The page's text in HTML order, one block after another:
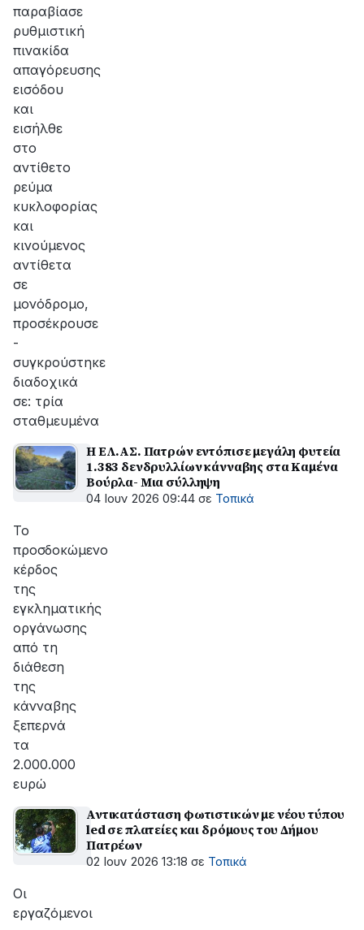
παραβίασε
ρυθμιστική
πινακίδα
απαγόρευσης
εισόδου
και
εισήλθε
στο
αντίθετο
ρεύμα
κυκλοφορίας
και
κινούμενος
αντίθετα
σε
μονόδρομο,
προσέκρουσε
-
συγκρούστηκε
διαδοχικά
σε: τρία
σταθμευμένα
Η ΕΛ.ΑΣ. Πατρών εντόπισε μεγάλη φυτεία
1.383 δενδρυλλίων κάνναβης στα Καμένα
Βούρλα- Μια σύλληψη
04 Ιουν 2026 09:44 σε Τοπικά
Το
προσδοκώμενο
κέρδος
της
εγκληματικής
οργάνωσης
από τη
διάθεση
της
κάνναβης
ξεπερνά
τα
2.000.000
ευρώ
Αντικατάσταση φωτιστικών με νέου τύπου
led σε πλατείες και δρόμους του Δήμου
Πατρέων
02 Ιουν 2026 13:18 σε Τοπικά
Οι
εργαζόμενοι